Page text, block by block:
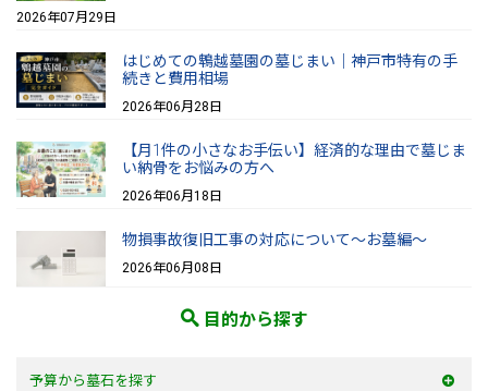
2026年07月29日
はじめての鵯越墓園の墓じまい｜神戸市特有の手
続きと費用相場
2026年06月28日
【月1件の小さなお手伝い】経済的な理由で墓じま
い納骨をお悩みの方へ
2026年06月18日
物損事故復旧工事の対応について～お墓編～
2026年06月08日
目的から探す
予算から墓石を探す